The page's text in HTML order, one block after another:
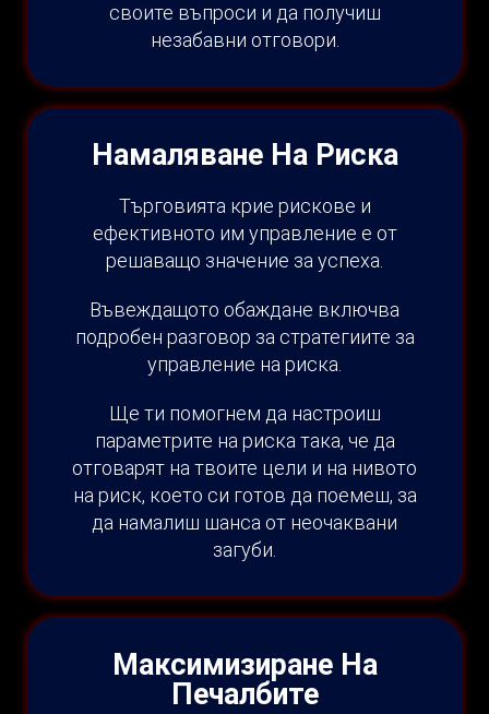
своите въпроси и да получиш
незабавни отговори.
Намаляване На Риска
Търговията крие рискове и
ефективното им управление е от
решаващо значение за успеха.
Въвеждащото обаждане включва
подробен разговор за стратегиите за
управление на риска.
Ще ти помогнем да настроиш
параметрите на риска така, че да
отговарят на твоите цели и на нивото
на риск, което си готов да поемеш, за
да намалиш шанса от неочаквани
загуби.
Максимизиране На
Печалбите